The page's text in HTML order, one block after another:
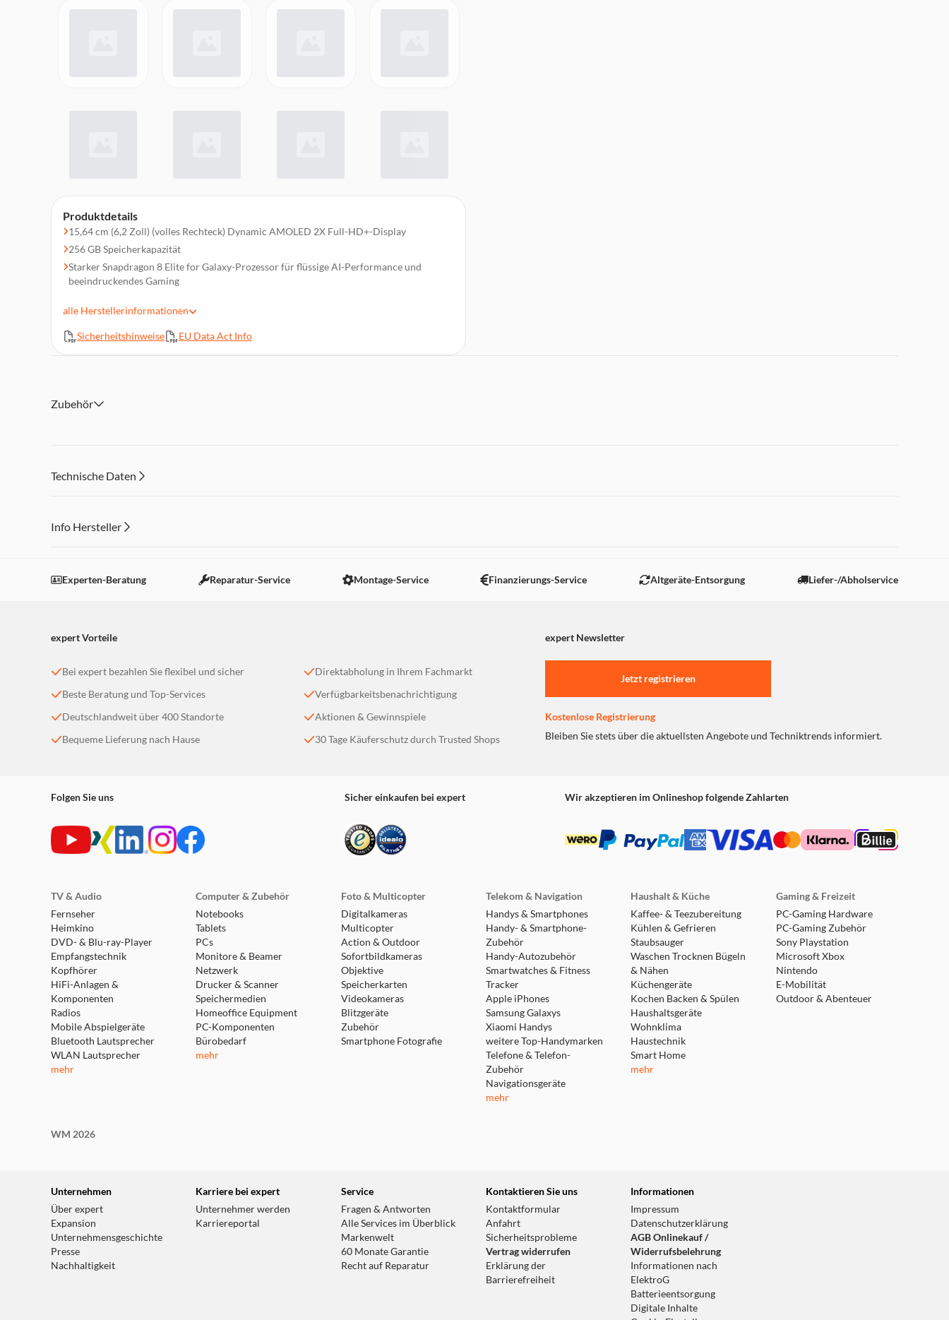
Produktdetails
15,64 cm (6,2 Zoll) (volles Rechteck) Dynamic AMOLED 2X Full-HD+-Display
256 GB Speicherkapazität
Starker Snapdragon 8 Elite for Galaxy-Prozessor für flüssige AI-Performance und
beeindruckendes Gaming
Dein persönlicher AI-Begleiter
50 MP Triple-Hauptkamera
Dual-SIM (e-SIM fähig)
alle Herstellerinformationen
Sicherheitshinweise EU Data Act Info
Zubehör
Technische Daten
Info Hersteller
Einstellungen anpassen
Experten-Beratung Reparatur-Service Montage-Service Finanzierungs-Service Altgeräte-Entsorgung Liefer-/Abholservice
expert Vorteile expert Newsletter
Bei expert bezahlen Sie flexibel und sicher
Beste Beratung und Top-Services
Deutschlandweit über 400 Standorte
Bequeme Lieferung nach Hause
Direktabholung in Ihrem Fachmarkt
Verfügbarkeitsbenachrichtigung
Aktionen & Gewinnspiele
30 Tage Käuferschutz durch Trusted Shops
Jetzt registrieren
Kostenlose Registrierung
Bleiben Sie stets über die aktuellsten Angebote und Techniktrends informiert.
Folgen Sie uns Sicher einkaufen bei expert Wir akzeptieren im Onlineshop folgende Zahlarten
TV & Audio
Fernseher
Heimkino
DVD- & Blu-ray-Player
Empfangstechnik
Kopfhörer
HiFi-Anlagen &
Komponenten
Radios
Mobile Abspielgeräte
Bluetooth Lautsprecher
WLAN Lautsprecher
mehr
Computer & Zubehör
Notebooks
Tablets
PCs
Monitore & Beamer
Netzwerk
Drucker & Scanner
Speichermedien
Homeoffice Equipment
PC-Komponenten
Bürobedarf
mehr
Foto & Multicopter
Digitalkameras
Multicopter
Action & Outdoor
Sofortbildkameras
Objektive
Speicherkarten
Videokameras
Blitzgeräte
Zubehör
Smartphone Fotografie
Telekom & Navigation
Handys & Smartphones
Handy- & Smartphone-
Zubehör
Handy-Autozubehör
Smartwatches & Fitness
Tracker
Apple iPhones
Samsung Galaxys
Xiaomi Handys
weitere Top-Handymarken
Telefone & Telefon-
Zubehör
Navigationsgeräte
mehr
Haushalt & Küche
Kaffee- & Teezubereitung
Kühlen & Gefrieren
Staubsauger
Waschen Trocknen Bügeln
& Nähen
Küchengeräte
Kochen Backen & Spülen
Haushaltsgeräte
Wohnklima
Haustechnik
Smart Home
mehr
Gaming & Freizeit
PC-Gaming Hardware
PC-Gaming Zubehör
Sony Playstation
Microsoft Xbox
Nintendo
E-Mobilität
Outdoor & Abenteuer
WM 2026
Unternehmen
Über expert
Expansion
Unternehmensgeschichte
Presse
Nachhaltigkeit
Karriere bei expert
Unternehmer werden
Karriereportal
Service
Fragen & Antworten
Alle Services im Überblick
Markenwelt
60 Monate Garantie
Recht auf Reparatur
Kontaktieren Sie uns
Kontaktformular
Anfahrt
Sicherheitsprobleme
Vertrag widerrufen
Erklärung der
Barrierefreiheit
Informationen
Impressum
Datenschutzerklärung
AGB Onlinekauf /
Widerrufsbelehrung
Informationen nach
ElektroG
Batterieentsorgung
Digitale Inhalte